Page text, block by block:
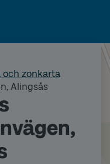
zonkarta
Alingsås